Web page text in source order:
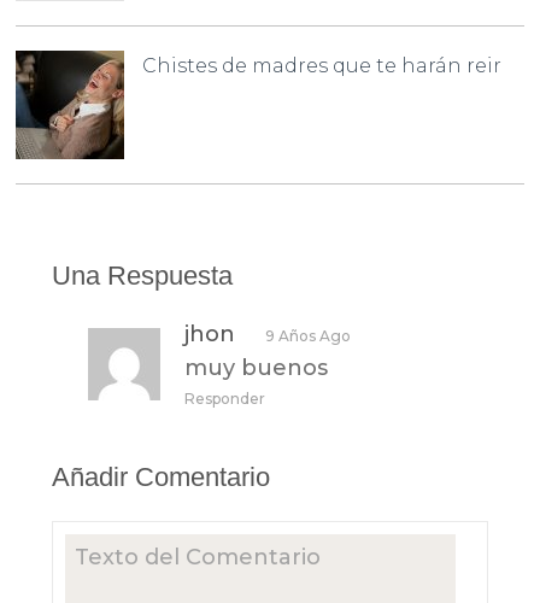
Chistes de madres que te harán reir
Una Respuesta
jhon 9 Años Ago
muy buenos
Responder
Añadir Comentario